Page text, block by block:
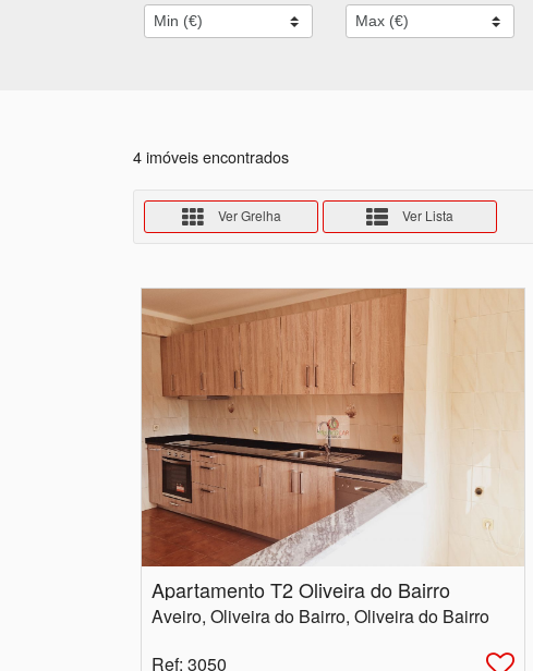
4 imóveis encontrados
Ver Grelha Ver Lista
Apartamento T2 Oliveira do Bairro
Aveiro, Oliveira do Bairro, Oliveira do Bairro
Ref: 3050